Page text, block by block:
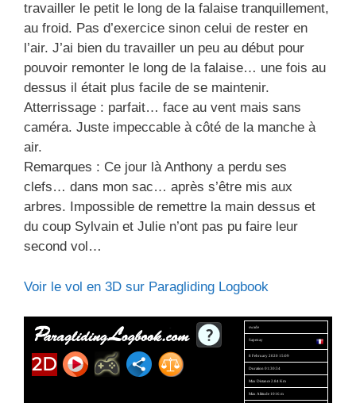
travailler le petit le long de la falaise tranquillement,
au froid. Pas d’exercice sinon celui de rester en
l’air. J’ai bien du travailler un peu au début pour
pouvoir remonter le long de la falaise… une fois au
dessus il était plus facile de se maintenir.
Atterrissage : parfait… face au vent mais sans
caméra. Juste impeccable à côté de la manche à
air.
Remarques : Ce jour là Anthony a perdu ses
clefs… dans mon sac… après s’être mis aux
arbres. Impossible de remettre la main dessus et
du coup Sylvain et Julie n’ont pas pu faire leur
second vol…
Voir le vol en 3D sur Paragliding Logbook